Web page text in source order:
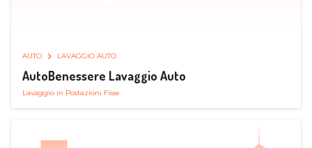
AUTO LAVAGGIO AUTO
AutoBenessere Lavaggio Auto
Lavaggio in Postazioni Fisse